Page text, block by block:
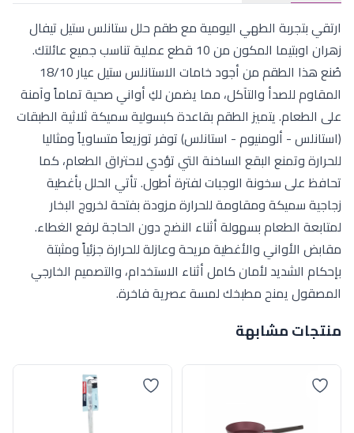
ارتقي بتجربة الطهي اليومية مع طقم حلل ستانلس ستيل تيفال
زهران اوبتيما المكون من 10 قطع عملية تناسب جميع عائلتك.
صُنع هذا الطقم من أجود خامات الاستانلس ستيل عيار 18/10
المقاوم للصدأ والتآكل، مما يضمن لكِ أواني صحية تماماً وآمنة
على الطعام. يتميز الطقم بقاعدة كبسولية سميكة ثلاثية الطبقات
(استانلس - ألومنيوم - استانلس) توفر توزيعاً متساوياً ومثاليا
للحرارة وتمنع البقع الساخنة التي تؤدي لاحتراق الطعام، كما
تحافظ على سخونة الوجبات لفترة أطول. تأتي الحلل بأغطية
زجاجية سميكة ومقاومة للحرارة مزودة بفتحة لخروج البخار
لمتابعة الطعام بسهولة أثناء النضج دون الحاجة لرفع الغطاء.
مقابض الأواني والأغطية مريحة وعازلة للحرارة جزئياً ومثبتة
بإحكام الشديد لأمان كامل أثناء الاستخدام، والتصميم الخارجي
المصقول يمنح مطبخك لمسة عصرية فاخرة.
منتجات مشابهة